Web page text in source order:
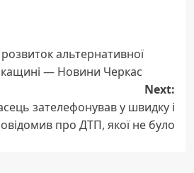
альтернативної
— Новини Черкас
Next:
зателефонував у швидку і
про ДТП, якої не було